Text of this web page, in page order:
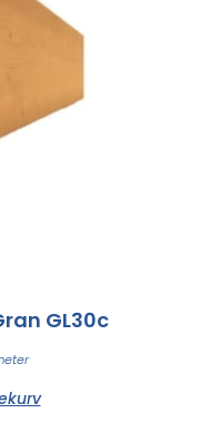
GL30c